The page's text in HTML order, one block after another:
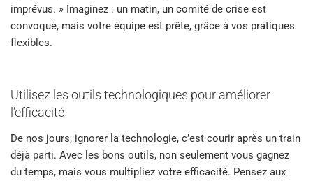
imprévus. » Imaginez : un matin, un comité de crise est
convoqué, mais votre équipe est prête, grâce à vos pratiques
flexibles.
Utilisez les outils technologiques pour améliorer
l’efficacité
De nos jours, ignorer la technologie, c’est courir après un train
déjà parti. Avec les bons outils, non seulement vous gagnez
du temps, mais vous multipliez votre efficacité. Pensez aux